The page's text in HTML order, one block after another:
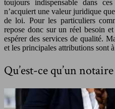
toujours indispensable dans
n’acquiert une valeur juridique
de loi. Pour les particuliers
repose donc sur un réel besoin
espérer des services de qualité.
et les principales attributions sont
Qu’est-ce qu’un notaire